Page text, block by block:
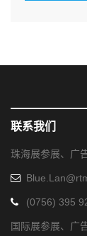
联系我们
珠海展参展、广
(0756) 395
国际展参展、广